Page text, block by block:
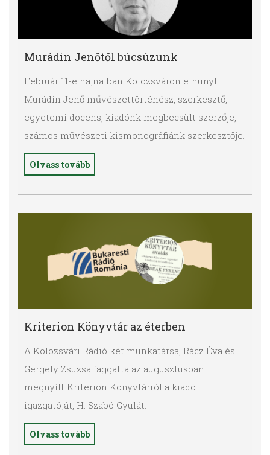
Murádin Jenőtől búcsúzunk
Február 11-e hajnalban Kolozsváron elhunyt
Murádin Jenő művészettörténész, szerkesztő,
egyetemi docens, kiadónk megbecsült szerzője,
számos művészeti kismonográfiánk szerkesztője.
Olvass tovább
Kriterion Könyvtár az éterben
A Kolozsvári Rádió két munkatársa, Rácz Éva és
Gergely Zsuzsa faggatta az augusztusban
megnyílt Kriterion Könyvtárról a kiadó
igazgatóját, H. Szabó Gyulát.
Olvass tovább